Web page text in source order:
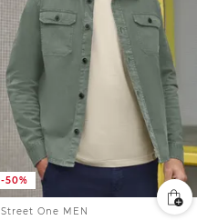
-50%
Street One MEN